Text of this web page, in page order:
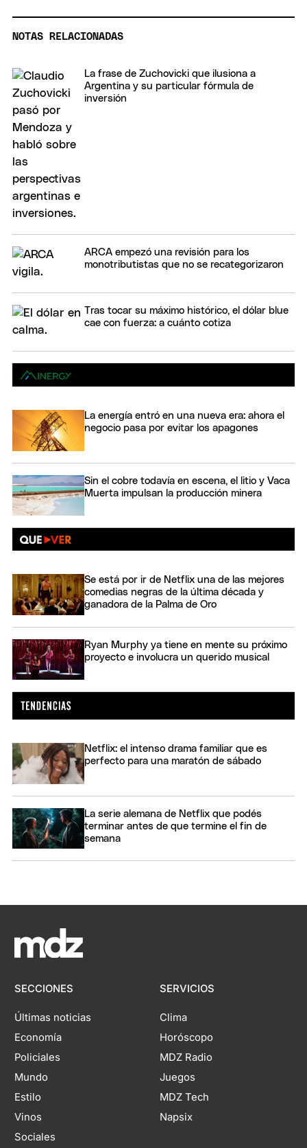
NOTAS RELACIONADAS
La frase de Zuchovicki que ilusiona a
Argentina y su particular fórmula de
inversión
ARCA empezó una revisión para los
monotributistas que no se recategorizaron
Tras tocar su máximo histórico, el dólar blue
cae con fuerza: a cuánto cotiza
La energía entró en una nueva era: ahora el
negocio pasa por evitar los apagones
Sin el cobre todavía en escena, el litio y Vaca
Muerta impulsan la producción minera
Se está por ir de Netflix una de las mejores
comedias negras de la última década y
ganadora de la Palma de Oro
Ryan Murphy ya tiene en mente su próximo
proyecto e involucra un querido musical
Netflix: el intenso drama familiar que es
perfecto para una maratón de sábado
La serie alemana de Netflix que podés
terminar antes de que termine el fin de
semana
SECCIONES
Últimas noticias
Economía
Policiales
Mundo
Estilo
Vinos
Sociales
SERVICIOS
Clima
Horóscopo
MDZ Radio
Juegos
MDZ Tech
Napsix